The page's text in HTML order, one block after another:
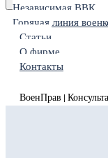
Независимая ВВК
Горячая линия
Статьи
О фирме
Контакты
ВоенПрав |